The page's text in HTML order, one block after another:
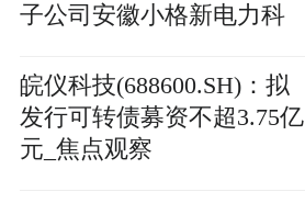
子公司安徽小格新电力科
皖仪科技(688600.SH)：拟
发行可转债募资不超3.75亿
元_焦点观察